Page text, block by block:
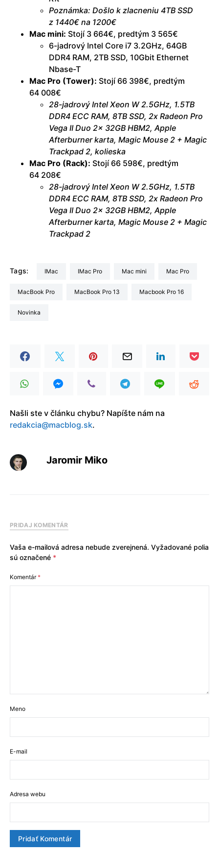
Poznámka: Došlo k zlacneniu 4TB SSD
z 1440€ na 1200€
Mac mini: Stojí 3 664€, predtým 3 565€
6-jadrový Intel Core i7 3.2GHz, 64GB
DDR4 RAM, 2TB SSD, 10Gbit Ethernet
Nbase-T
Mac Pro (Tower): Stojí 66 398€, predtým
64 008€
28-jadrový Intel Xeon W 2.5GHz, 1.5TB
DDR4 ECC RAM, 8TB SSD, 2x Radeon Pro
Vega II Duo 2x 32GB HBM2, Apple
Afterburner karta, Magic Mouse 2 + Magic
Trackpad 2, kolieska
Mac Pro (Rack): Stojí 66 598€, predtým
64 208€
28-jadrový Intel Xeon W 2.5GHz, 1.5TB
DDR4 ECC RAM, 8TB SSD, 2x Radeon Pro
Vega II Duo 2x 32GB HBM2, Apple
Afterburner karta, Magic Mouse 2 + Magic
Trackpad 2
Tags: iMac iMac Pro Mac mini Mac Pro
MacBook Pro MacBook Pro 13 Macbook Pro 16
Novinka
Našli ste v článku chybu? Napíšte nám na
redakcia@macblog.sk.
Jaromir Miko
PRIDAJ KOMENTÁR
Vaša e-mailová adresa nebude zverejnená. Vyžadované polia
sú označené *
Komentár*
Meno
E-mail
Adresa webu